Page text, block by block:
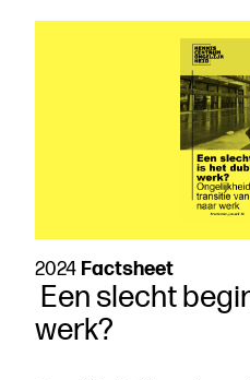
ruimte
springplank.
opmerkingen.
2024 Factsheet
Een slecht
werk?